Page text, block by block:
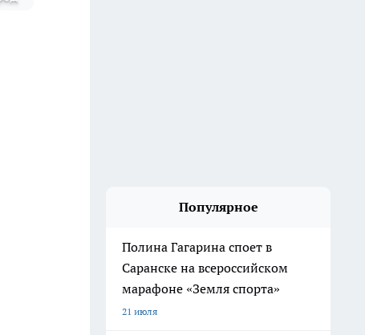
Популярное
Полина Гагарина споет в
Саранске на всероссийском
марафоне «Земля спорта»
21 июля